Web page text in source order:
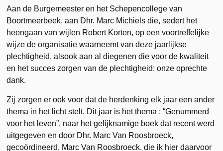
Aan de Burgemeester en het Schepencollege van
Boortmeerbeek, aan Dhr. Marc Michiels die, sedert het
heengaan van wijlen Robert Korten, op een voortreffelijke
wijze de organisatie waarneemt van deze jaarlijkse
plechtigheid, alsook aan al diegenen die voor de kwaliteit
en het succes zorgen van de plechtigheid: onze oprechte
dank.
Zij zorgen er ook voor dat de herdenking elk jaar een ander
thema in het licht stelt. Dit jaar is het thema : “Genummerd
voor het leven”, naar het gelijknamige boek dat recent werd
uitgegeven en door Dhr. Marc Van Roosbroeck,
gecoördineerd, Marc Van Roosbroeck, die ik hier daarvoor